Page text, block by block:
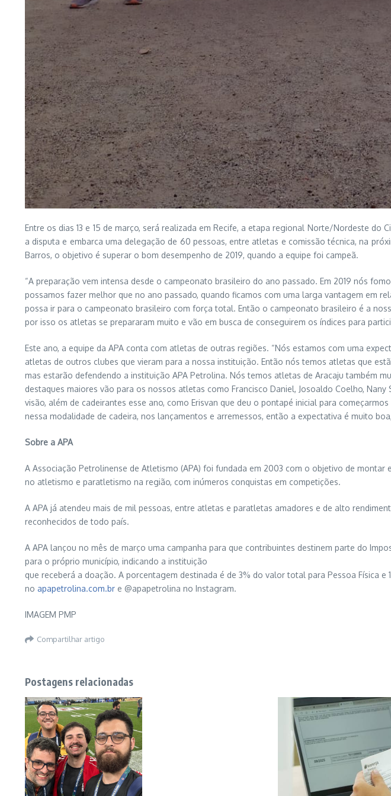
Entre os dias 13 e 15 de março, será realizada em Recife, a etapa regional Norte/Nordeste
a disputa e embarca uma delegação de 60 pessoas, entre atletas e comissão técnica, na
Barros, o objetivo é superar o bom desempenho de 2019, quando a equipe foi campeã.
“A preparação vem intensa desde o campeonato brasileiro do ano passado. Em 2019 nós
possamos fazer melhor que no ano passado, quando ficamos com uma larga vantagem em
possa ir para o campeonato brasileiro com força total. Então o campeonato brasileiro é a
por isso os atletas se prepararam muito e vão em busca de conseguirem os índices para
Este ano, a equipe da APA conta com atletas de outras regiões. “Nós estamos com uma
atletas de outros clubes que vieram para a nossa instituição. Então nós temos atletas que
mas estarão defendendo a instituição APA Petrolina. Nós temos atletas de Aracaju também
destaques maiores vão para os nossos atletas como Francisco Daniel, Josoaldo Coelho,
visão, além de cadeirantes esse ano, como Erisvan que deu o pontapé inicial para
nessa modalidade de cadeira, nos lançamentos e arremessos, então a expectativa é muito
Sobre a APA
A Associação Petrolinense de Atletismo (APA) foi fundada em 2003 com o objetivo de
no atletismo e paratletismo na região, com inúmeros conquistas em competições.
A APA já atendeu mais de mil pessoas, entre atletas e paratletas amadores e de alto
reconhecidos de todo país.
A APA lançou no mês de março uma campanha para que contribuintes destinem parte do
para o próprio município, indicando a instituição
que receberá a doação. A porcentagem destinada é de 3% do valor total para Pessoa Física
no apapetrolina.com.br e @apapetrolina no Instagram.
IMAGEM PMP
Compartilhar artigo
Postagens relacionadas